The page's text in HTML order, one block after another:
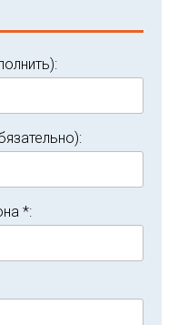
*: